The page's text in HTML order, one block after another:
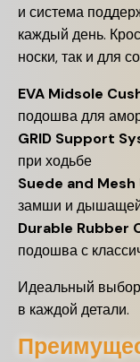
и система
каждый день.
носки, так и для
EVA Midsole
подошва для
GRID Support
при ходьбе
Suede and
замши и дышащей
Durable Rubber
подошва с
Идеальный выбор
в каждой детали.